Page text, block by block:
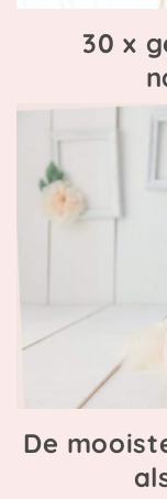
30 x
De